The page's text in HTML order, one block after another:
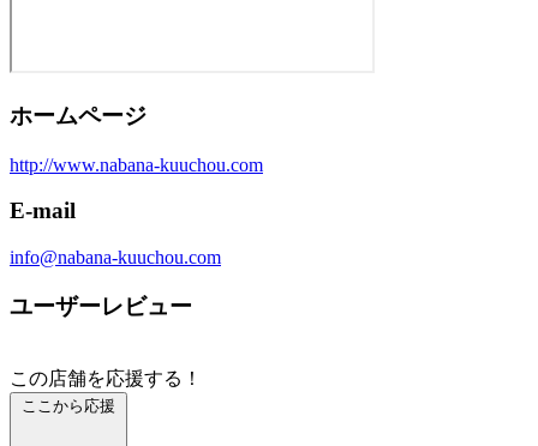
ホームページ
http://www.nabana-kuuchou.com
E-mail
info@nabana-kuuchou.com
ユーザーレビュー
この店舗を応援する！
ここから応援